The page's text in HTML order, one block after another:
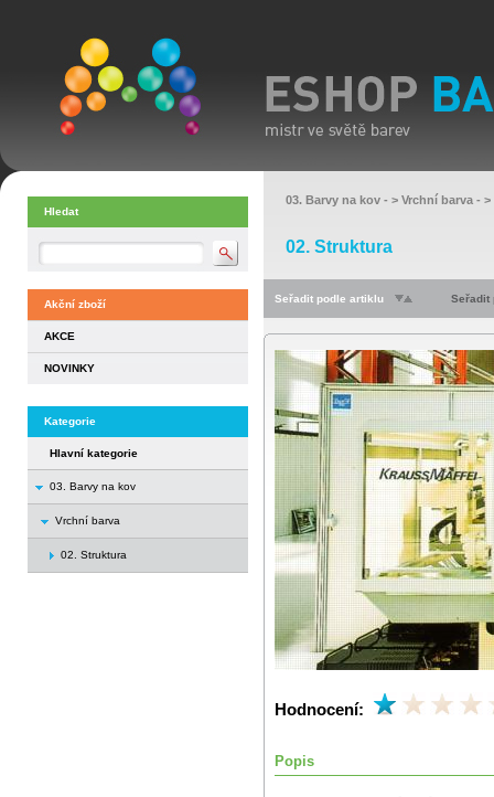
Hledat
Akční zboží
AKCE
NOVINKY
Kategorie
Hlavní kategorie
03. Barvy na kov
Vrchní barva
02. Struktura
03. Barvy na kov - > Vrchní barva - >
02. Struktura
Seřadit podle artiklu Seřadit
Hodnocení:
Popis